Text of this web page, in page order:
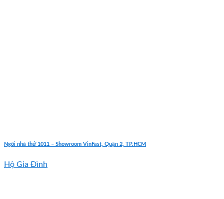
Ngôi nhà thứ 1011 – Showroom VinFast, Quận 2, TP.HCM
Hộ Gia Đình